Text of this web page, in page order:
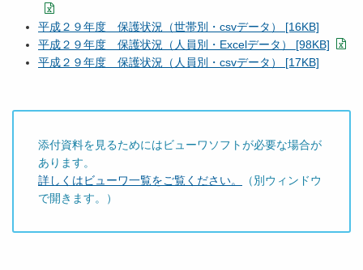
平成２９年度 保護状況（世帯別・csvデータ） [16KB]
平成２９年度 保護状況（人員別・Excelデータ） [98KB]
平成２９年度 保護状況（人員別・csvデータ） [17KB]
添付資料を見るためにはビューワソフトが必要な場合が
あります。
詳しくはビューワ一覧をご覧ください。
（別ウィンドウ
で開きます。）